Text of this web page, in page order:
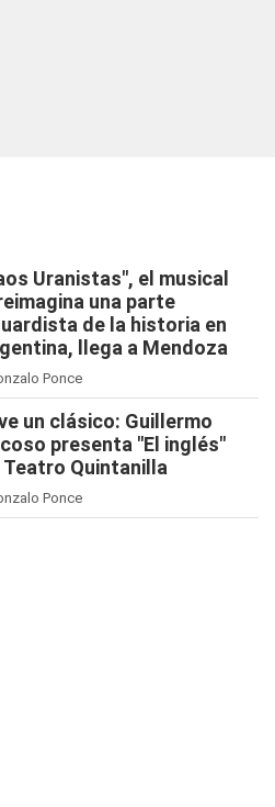
Uranistas", el musical
una parte
de la historia en
llega a Mendoza
Ponce
un clásico: Guillermo
presenta "El inglés"
Teatro Quintanilla
Ponce